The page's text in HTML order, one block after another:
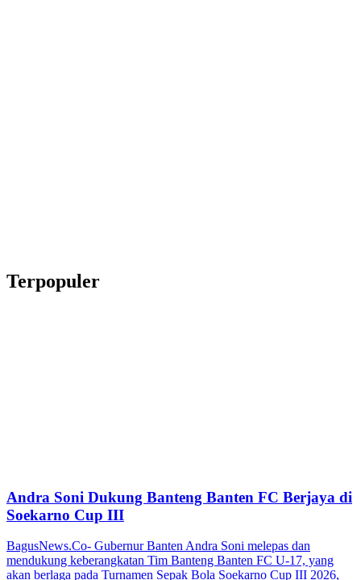
Terpopuler
Andra Soni Dukung Banteng Banten FC Berjaya di
Soekarno Cup III
BagusNews.Co- Gubernur Banten Andra Soni melepas dan
mendukung keberangkatan Tim Banteng Banten FC U-17, yang
akan berlaga pada Turnamen Sepak Bola Soekarno Cup III 2026,